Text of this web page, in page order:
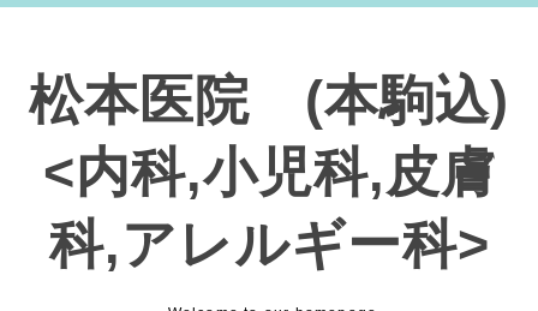
松本医院 (本駒込)
<内科,小児科,皮膚
科,アレルギー科>